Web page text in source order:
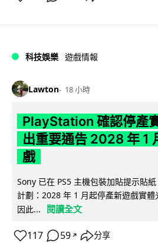
科技娛樂 遊戲情報
Lawton 18 小時
PlayStation 確認停產
出重要通告 2028 年 1
戲
Sony 已在 PS5 主機包裝加貼提示貼
計劃：2028 年 1 月起停產新遊戲實體
因此...
閱讀全文
117 59 ↗ 分享